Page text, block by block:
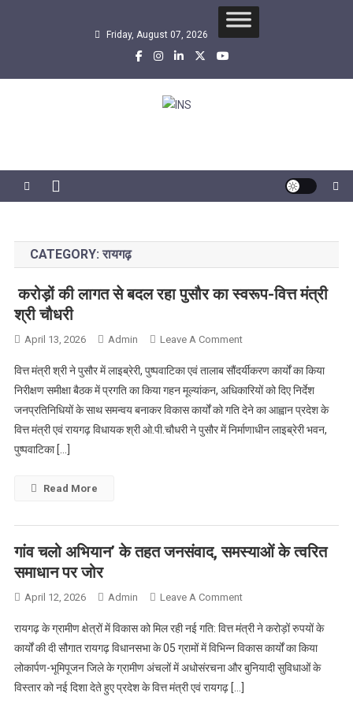
Friday, August 07, 2026
CATEGORY:रायगढ़
करोड़ों की लागत से बदल रहा पुसौर का स्वरूप-वित्त मंत्री
श्री चौधरी
April 13, 2026 Admin Leave A CommentOn
की
लागत
से
बदल
श्री
वित्त मंत्री श्री ने पुसौर में लाइब्रेरी, पुष्पवाटिका एवं तालाब सौंदर्यीकरण कार्यों का किया
निरीक्षण समीक्षा बैठक में प्रगति का किया गहन मूल्यांकन, अधिकारियों को दिए निर्देश
जनप्रतिनिधियों के साथ समन्वय बनाकर विकास कार्यों को गति देने का आह्वान प्रदेश के
वित्त मंत्री एवं रायगढ़ विधायक श्री ओ.पी.चौधरी ने पुसौर में निर्माणाधीन लाइब्रेरी भवन,
पुष्पवाटिका […]
Read More
गांव चलो अभियान’ के तहत जनसंवाद, समस्याओं के त्वरित
समाधान पर जोर
April 12, 2026 Admin Leave A CommentOn
चलो
अभियान’
के
रायगढ़ के ग्रामीण क्षेत्रों में विकास को मिल रही नई गति: वित्त मंत्री ने करोड़ों रुपयों के
कार्यों की दी सौगात रायगढ़ विधानसभा के 05 ग्रामों में विभिन्न विकास कार्यों का किया
लोकार्पण-भूमिपूजन जिले के ग्रामीण अंचलों में अधोसंरचना और बुनियादी सुविधाओं के
विस्तार को नई दिशा देते हुए प्रदेश के वित्त मंत्री एवं रायगढ़ […]